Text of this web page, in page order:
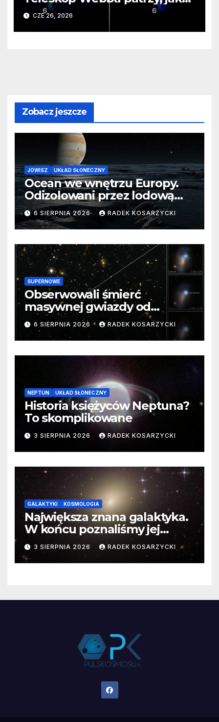
rodzi się supergalaktyka i
monstrualna czarna dziura
CZE 26, 2026
Zobacz jeszcze
JOWISZ UKŁAD SŁONECZNY
Ocean we wnętrzu Europy.
Odizolowani przez lodową
barierę
6 SIERPNIA 2026 RADEK KOSARZYCKI
SUPERNOWE
Obserwowali śmierć
masywnej gwiazdy od
samego początku. Niezwykle
cenne dane
6 SIERPNIA 2026 RADEK KOSARZYCKI
NEPTUN UKŁAD SŁONECZNY
Historia księżyców Neptuna?
To skomplikowane
3 SIERPNIA 2026 RADEK KOSARZYCKI
GALAKTYKI KOSMOLOGIA
Największa znana galaktyka.
W końcu poznaliśmy jej
faktyczne wymiary
3 SIERPNIA 2026 RADEK KOSARZYCKI